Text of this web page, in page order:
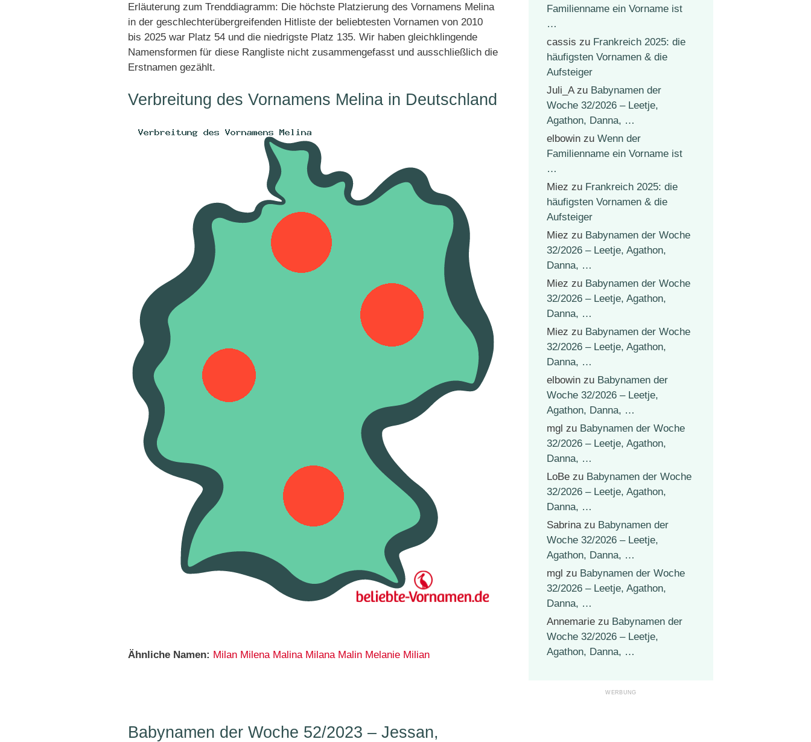
Erläuterung zum Trenddiagramm: Die höchste Platzierung des Vornamens Melina
in der geschlechterübergreifenden Hitliste der beliebtesten Vornamen von 2010
bis 2025 war Platz 54 und die niedrigste Platz 135. Wir haben gleichklingende
Namensformen für diese Rangliste nicht zusammengefasst und ausschließlich die
Erstnamen gezählt.
Verbreitung des Vornamens Melina in Deutschland
Ähnliche Namen: Milan Milena Malina Milana Malin Melanie Milian
Babynamen der Woche 52/2023 – Jessan,
Familienname ein Vorname ist
…
cassis zu Frankreich 2025: die
häufigsten Vornamen & die
Aufsteiger
Juli_Azu Babynamen der
Woche 32/2026 – Leetje,
Agathon, Danna, …
elbowin zu Wenn der
Familienname ein Vorname ist
…
Miez zu Frankreich 2025: die
häufigsten Vornamen & die
Aufsteiger
Miez zu Babynamen der Woche
32/2026 – Leetje, Agathon,
Danna, …
Miez zu Babynamen der Woche
32/2026 – Leetje, Agathon,
Danna, …
Miez zu Babynamen der Woche
32/2026 – Leetje, Agathon,
Danna, …
elbowin zu Babynamen der
Woche 32/2026 – Leetje,
Agathon, Danna, …
mgl zu Babynamen der Woche
32/2026 – Leetje, Agathon,
Danna, …
LoBe zu Babynamen der Woche
32/2026 – Leetje, Agathon,
Danna, …
Sabrinazu Babynamen der
Woche 32/2026 – Leetje,
Agathon, Danna, …
mgl zu Babynamen der Woche
32/2026 – Leetje, Agathon,
Danna, …
Annemarie zu Babynamen der
Woche 32/2026 – Leetje,
Agathon, Danna, …